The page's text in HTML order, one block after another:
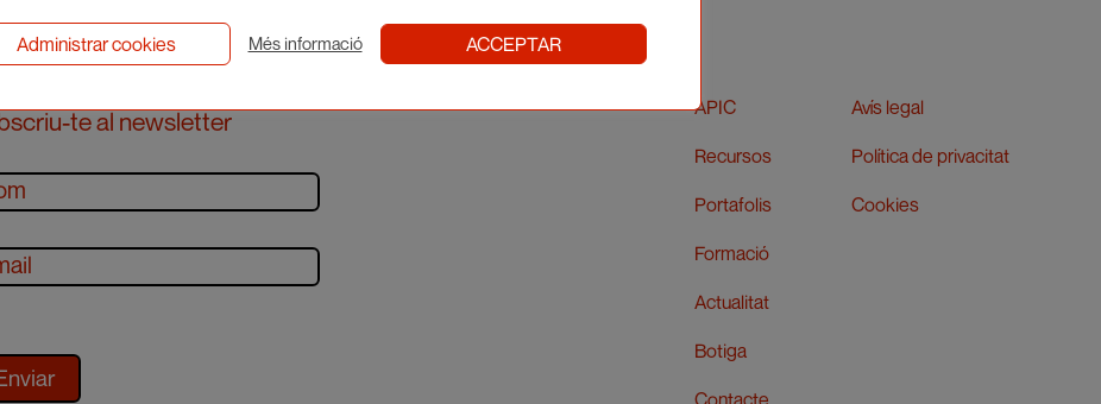
te al newsletter APIC
Recursos
Portafolis
Formació
Actualitat
Botiga
Avís legal
Política de privacitat
Cookies
Administrar cookies Més informació ACCEPTAR